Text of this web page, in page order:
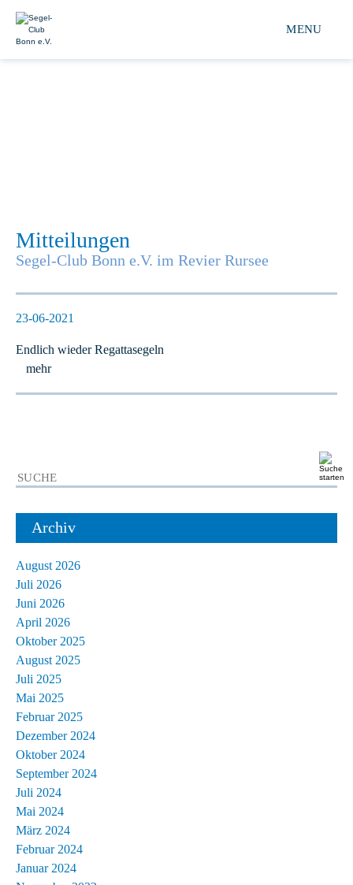
Segel-club Bonn
MENU
Mitteilungen
Segel-Club Bonn e.V. im Revier Rursee
23-06-2021
Endlich wieder Regattasegeln
mehr
Archiv
August 2026
Juli 2026
Juni 2026
April 2026
Oktober 2025
August 2025
Juli 2025
Mai 2025
Februar 2025
Dezember 2024
Oktober 2024
September 2024
Juli 2024
Mai 2024
März 2024
Februar 2024
Januar 2024